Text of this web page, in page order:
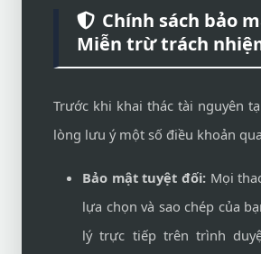
Chính sách bảo
Miễn trừ trách
Trước khi khai thác tài nguyên
lòng lưu ý một số điều khoản
Bảo mật tuyệt đối:Mọi
lựa chọn và sao chép của
lý trực tiếp trên trình